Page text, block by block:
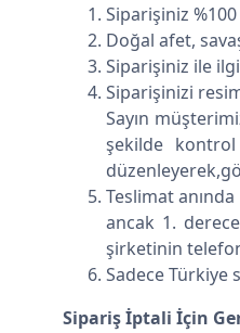
Siparişiniz
Doğal afet,
Siparişiniz ile
Siparişinizi
Sayın
şekilde
Teslimat
ancak 1.
şirketinin
Sadece Türkiye
Sipariş İptali İçin